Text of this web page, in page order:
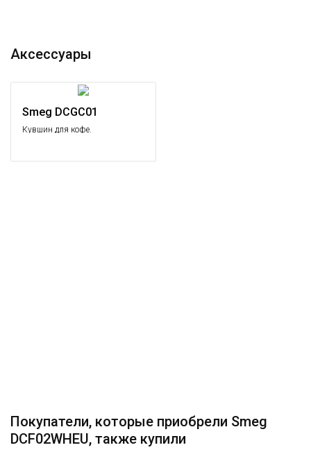
Аксессуары
Smeg DCGC01
Кувшин для кофе.
Покупатели, которые приобрели Smeg
DCF02WHEU, также купили